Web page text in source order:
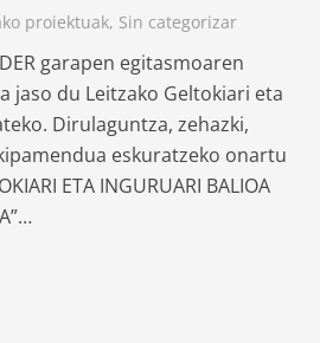
proiektuak, Sin categorizar
garapen egitasmoaren
jaso du Leitzako Geltokiari eta
Dirulaguntza, zehazki,
eskuratzeko onartu
ETA INGURUARI BALIOA